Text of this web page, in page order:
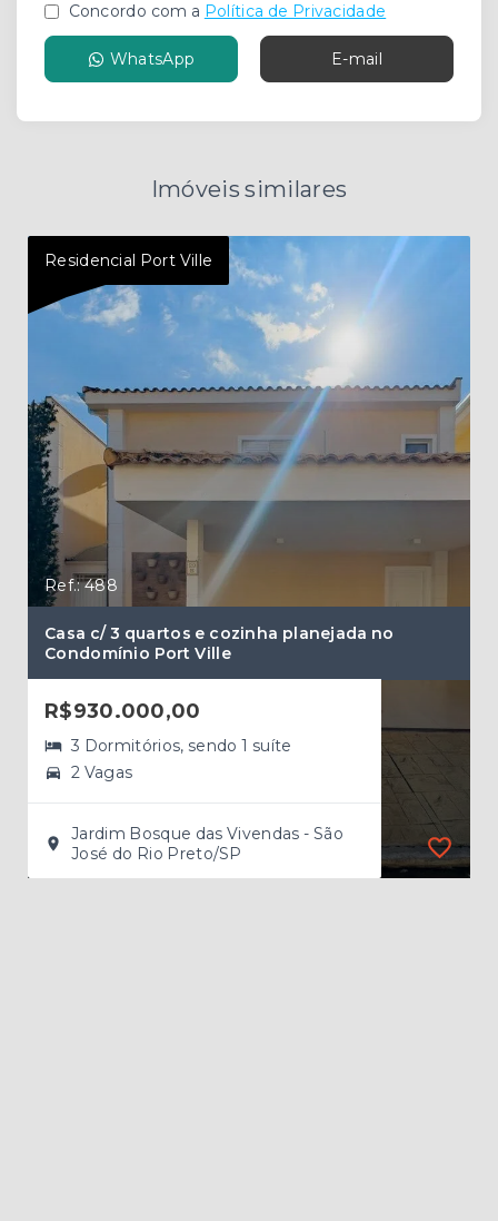
Concordo com a Política de Privacidade
WhatsApp E-mail
Imóveis similares
Residencial Port Ville
Ref.: 488
Casa c/ 3 quartos e cozinha planejada no
Condomínio Port Ville
R$930.000,00
3 Dormitórios, sendo 1 suíte
2 Vagas
Jardim Bosque das Vivendas - São
José do Rio Preto/SP